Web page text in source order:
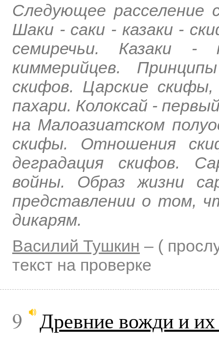
Следующее расселение
Шаки - саки - казаки -
семиречьи. Казаки -
киммерийцев.
скифов. Царские
пахари. Колоксай -
на Малоазиатском
скифы. Отношения
деградация скифов.
войны. Образ жизни
представлении о том,
дикарям.
Василий Тушкин – (
текст на проверке
9 Древние вожди и